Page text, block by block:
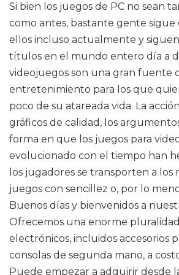
Si bien los juegos de PC no sean
como antes, bastante gente
ellos incluso actualmente y
títulos en el mundo entero día a
videojuegos son una gran fuente
entretenimiento para los que
poco de su atareada vida. La
gráficos de calidad, los
forma en que los juegos para
evolucionado con el tiempo han
los jugadores se transporten a los
juegos con sencillez o, por lo
Buenos días y bienvenidos a
Ofrecemos una enorme
electrónicos, incluidos accesorios
consolas de segunda mano, a
Puede empezar a adquirir desde